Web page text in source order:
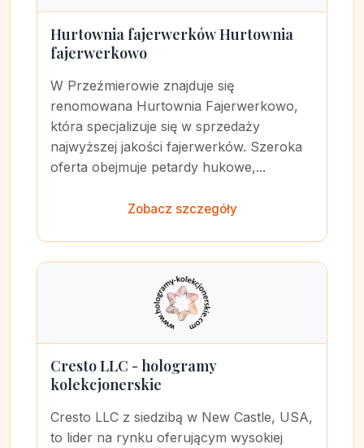
Hurtownia fajerwerków Hurtownia
fajerwerkowo
W Przeźmierowie znajduje się
renomowana Hurtownia Fajerwerkowo,
która specjalizuje się w sprzedaży
najwyższej jakości fajerwerków. Szeroka
oferta obejmuje petardy hukowe,...
Zobacz szczegóły
Cresto LLC - hologramy
kolekcjonerskie
Cresto LLC z siedzibą w New Castle, USA,
to lider na rynku oferującym wysokiej